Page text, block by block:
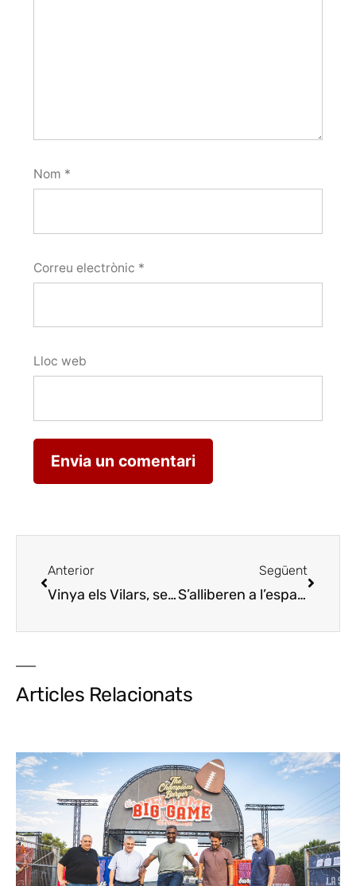
Nom *
Correu electrònic *
Lloc web
Anterior
Vinya els Vilars, segon celler de Catalunya amb millor posicionament a la xarxa social TikTok
Següent
S’alliberen a l’espai Raimat Natura de Lleida els primers exemplars de turó europeu criats en captivitat
Articles Relacionats